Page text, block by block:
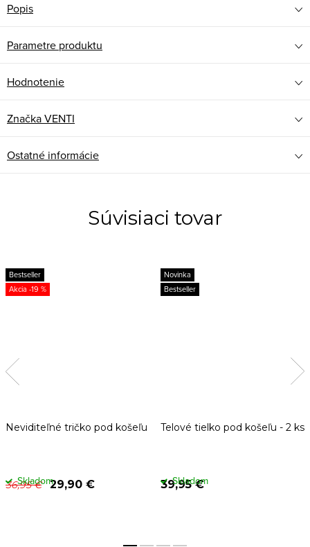
Popis
Parametre produktu
Hodnotenie
ZnačkaVENTI
Ostatné informácie
Súvisiaci tovar
Bestseller
-19 %
Neviditeľné tričko pod košeľu
36,95 € 29,90 €
Skladom
Novinka
Bestseller
Telové tielko pod košeľu - 2 ks
39,95 €
Skladom